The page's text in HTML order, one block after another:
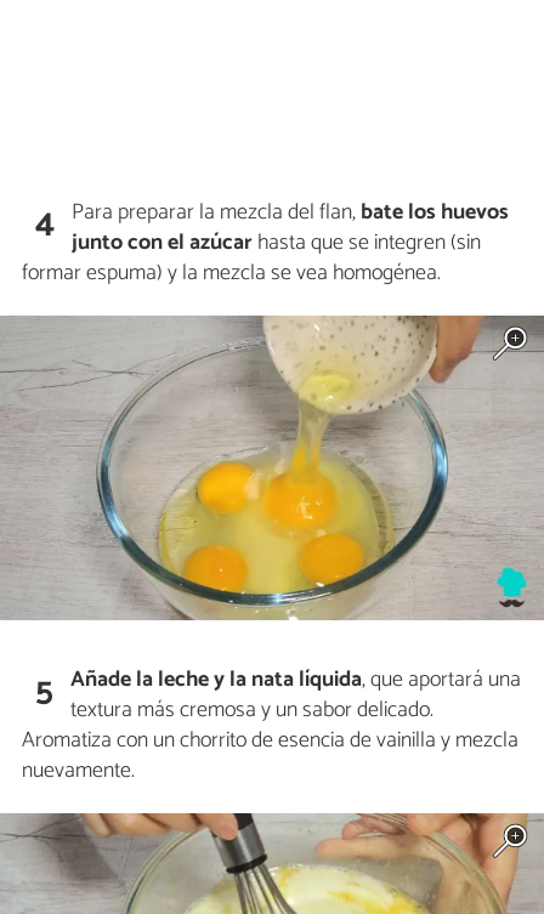
4 Para preparar la mezcla del flan,bate los huevos
junto con el azúcarhasta que se integren (sin
formar espuma) y la mezcla se vea homogénea.
5 Añade la leche y la nata líquida, que aportará una
textura más cremosa y un sabor delicado.
Aromatiza con un chorrito de esencia de vainilla y mezcla
nuevamente.